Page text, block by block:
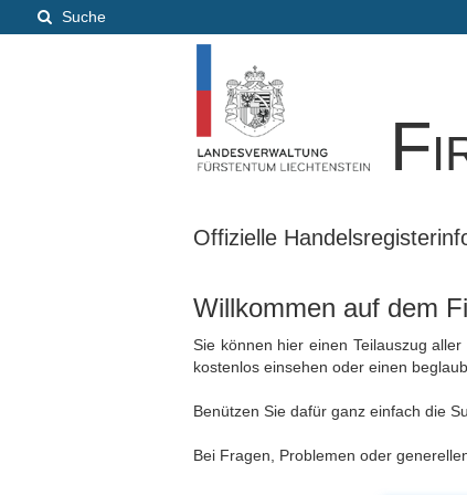
Suche
Offizielle
Willkommen auf dem
Sie können hier einen Teilauszug
kostenlos einsehen oder einen
Benützen Sie dafür ganz einfach die
Bei Fragen, Problemen oder